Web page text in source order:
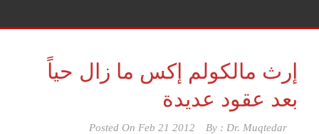
إرث مالكولم إكس ما زال حياً
بعد عقود عديدة
Posted On Feb 21 2012 By : Dr. Muqtedar